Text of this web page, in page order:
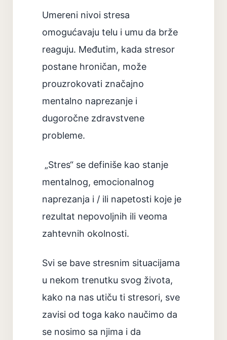
Umereni nivoi stresa
omogućavaju telu i umu da brže
reaguju. Međutim, kada stresor
postane hroničan, može
prouzrokovati značajno
mentalno naprezanje i
dugoročne zdravstvene
probleme.
„Stres“ se definiše kao stanje
mentalnog, emocionalnog
naprezanja i / ili napetosti koje je
rezultat nepovoljnih ili veoma
zahtevnih okolnosti.
Svi se bave stresnim situacijama
u nekom trenutku svog života,
kako na nas utiču ti stresori, sve
zavisi od toga kako naučimo da
se nosimo sa njima i da